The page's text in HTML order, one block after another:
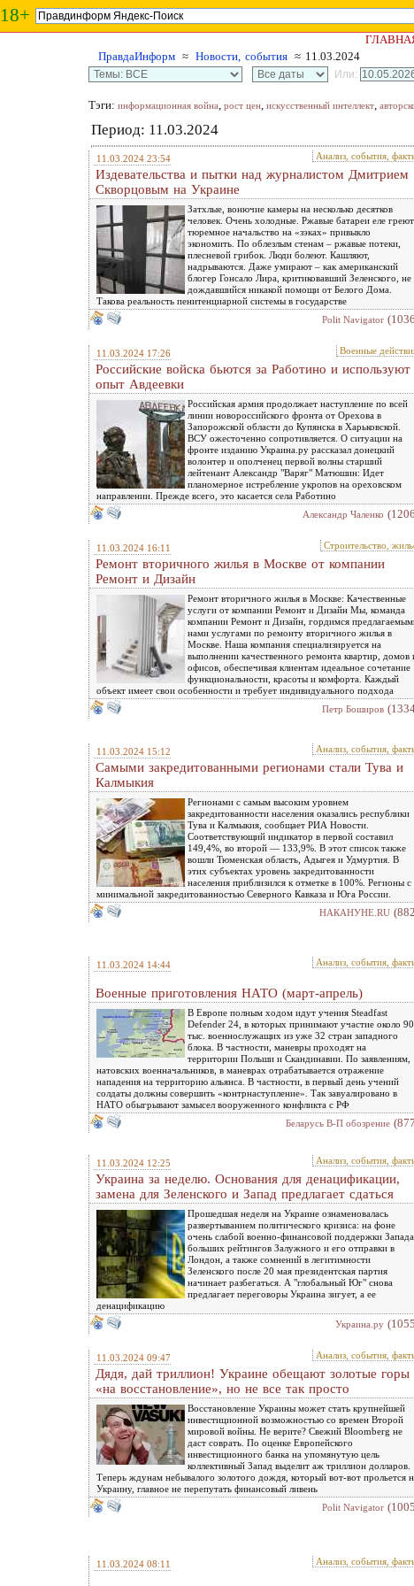
18+
ПравдаИнформ ≈ Новости, события ≈ 11.03.2024
Или:
Тэги: информационная война, рост цен, искусственный интеллект,
Период: 11.03.2024
11.03.2024 23:54 Анализ, события,
Издевательства и пытки над журналистом Дмитрием
Скворцовым на Украине
Затхлые, вонючие камеры на несколько десятков
человек. Очень холодные. Ржавые батареи еле
тюремное начальство на «зэках» привыкло
экономить. По облезлым стенам – ржавые потеки,
плесневой грибок. Люди болеют. Кашляют,
надрываются. Даже умирают – как американский
блогер Гонсало Лира, критиковавший Зеленского, не
дождавшийся никакой помощи от Белого Дома.
Такова реальность пенитенциарной системы в государстве
Polit Navigator
11.03.2024 17:26 Военные
Российские войска бьются за Работино и используют
опыт Авдеевки
Российская армия продолжает наступление по всей
линии новороссийского фронта от Орехова в
Запорожской области до Купянска в Харьковской.
ВСУ ожесточенно сопротивляется. О ситуации на
фронте изданию Украина.ру рассказал донецкий
волонтер и ополченец первой волны старший
лейтенант Александр "Варяг" Матюшин: Идет
планомерное истребление укропов на ореховском
направлении. Прежде всего, это касается села Работино
Александр Чаленко
11.03.2024 16:11 Строительство,
Ремонт вторичного жилья в Москве от компании
Ремонт и Дизайн
Ремонт вторичного жилья в Москве: Качественные
услуги от компании Ремонт и Дизайн Мы, команда
компании Ремонт и Дизайн, гордимся
нами услугами по ремонту вторичного жилья в
Москве. Наша компания специализируется на
выполнении качественного ремонта квартир, домов
офисов, обеспечивая клиентам идеальное сочетание
функциональности, красоты и комфорта. Каждый
объект имеет свои особенности и требует индивидуального подхода
Петр Боширов
11.03.2024 15:12 Анализ, события,
Самыми закредитованными регионами стали Тува и
Калмыкия
Регионами с самым высоким уровнем
закредитованности населения оказались республики
Тува и Калмыкия, сообщает РИА Новости.
Соответствующий индикатор в первой составил
149,4%, во второй — 133,9%. В этот список также
вошли Тюменская область, Адыгея и Удмуртия. В
этих субъектах уровень закредитованности
населения приблизился к отметке в 100%. Регионы с
минимальной закредитованностью Северного Кавказа и Юга России.
НАКАНУНЕ.RU
11.03.2024 14:44 Анализ, события,
Военные приготовления НАТО (март-апрель)
В Европе полным ходом идут учения Steadfast
Defender 24, в которых принимают участие около 90
тыс. военнослужащих из уже 32 стран западного
блока. В частности, маневры проходят на
территории Польши и Скандинавии. По заявлениям,
натовских военначальников, в маневрах отрабатывается отражение
нападения на территорию альянса. В частности, в первый день учений
солдаты должны совершить «контрнаступление». Так завуалировано в
НАТО обыгрывают замысел вооруженного конфликта с РФ
Беларусь В-П обозрение
11.03.2024 12:25 Анализ, события,
Украина за неделю. Основания для денацификации,
замена для Зеленского и Запад предлагает сдаться
Прошедшая неделя на Украине ознаменовалась
развертыванием политического кризиса: на фоне
очень слабой военно-финансовой поддержки Запада,
больших рейтингов Залужного и его отправки в
Лондон, а также сомнений в легитимности
Зеленского после 20 мая президентская партия
начинает разбегаться. А "глобальный Юг" снова
предлагает переговоры Украина зигует, а ее
денацификацию
Украина.ру
11.03.2024 09:47 Анализ, события,
Дядя, дай триллион! Украине обещают золотые горы
«на восстановление», но не все так просто
Восстановление Украины может стать крупнейшей
инвестиционной возможностью со времен Второй
мировой войны. Не верите? Свежий Bloomberg не
даст соврать. По оценке Европейского
инвестиционного банка на упомянутую цель
коллективный Запад выделит аж триллион долларов.
Теперь ждунам небывалого золотого дождя, который вот-вот прольется
Украину, главное не перепутать финансовый ливень
Polit Navigator
11.03.2024 08:11 Анализ, события,